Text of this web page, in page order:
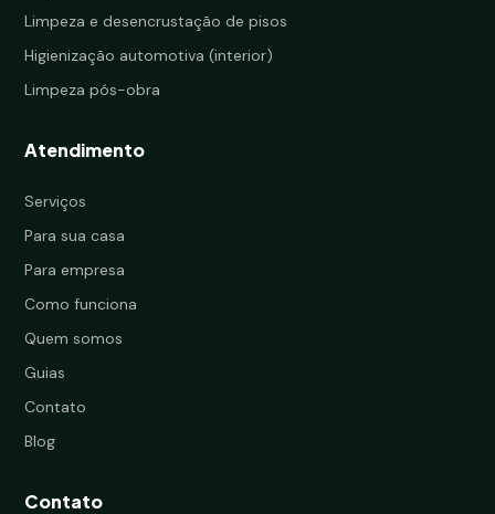
Limpeza e desencrustação de pisos
Higienização automotiva (interior)
Limpeza pós-obra
Atendimento
Serviços
Para sua casa
Para empresa
Como funciona
Quem somos
Guias
Contato
Blog
Contato